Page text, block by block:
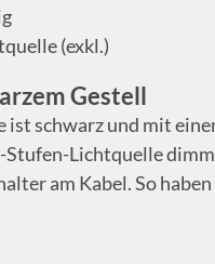
(exkl.)
Gestell
ist schwarz und mit
Lichtquelle
am Kabel. So